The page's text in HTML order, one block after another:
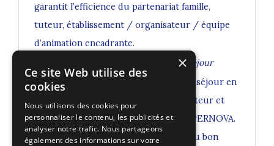
garantit l’efficience du partenariat famille,
tuteur, établissement / organisateur / équipe
d’animation encadrante.
Le pack direction du responsable de séjour
Ce classeur numérique est dédié à un séjour en
particulier. Il est réalisé par le producteur et
coordinateur général des séjours SUPERNOVA.
Il compile tout ce qui est nécessaire au bon
×
Ce site Web utilise des
cookies
Nous utilisons des cookies pour
personnaliser le contenu, les publicités et
analyser notre trafic. Nous partageons
également des informations sur votre